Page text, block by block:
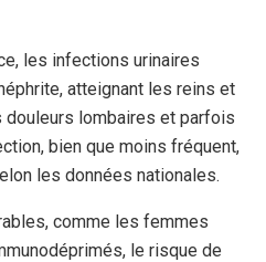
les infections urinaires
atteignant les reins et
douleurs lombaires et parfois
bien que moins fréquent,
les données nationales.
comme les femmes
le risque de